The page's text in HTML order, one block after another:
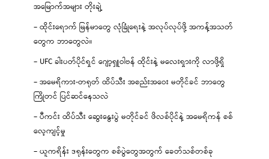
အမြောက်အများ တိုးချဲ့
– ထိုင်းရောက် မြန်မာတွေ လုံခြုံရေးနဲ့ အလုပ်လုပ်ဖို့ အကန့်အသတ်
တွေက ဘာတွေလဲ။
– UFC ခါးပတ်ပိုင်ရှင် ဂျော့ရှူဝါဗန် ထိုင်းနဲ့ မလေးရှားကို လာဖို့ရှိ
– အမေရိကား-တရုတ် ထိပ်သီး အစည်းအဝေး မတိုင်ခင် ဘာတွေ
ကြိုတင် ပြင်ဆင်နေသလဲ
– ပီကင်း ထိပ်သီး ဆွေးနွေးပွဲ မတိုင်ခင် ဖိလစ်ပိုင်နဲ့ အမေရိကန် စစ်
လေ့ကျင့်မှု
– ယူကရိန်း ဒရုန်းတွေက စစ်ပွဲတွေအတွက် ခေတ်သစ်တစ်ခု